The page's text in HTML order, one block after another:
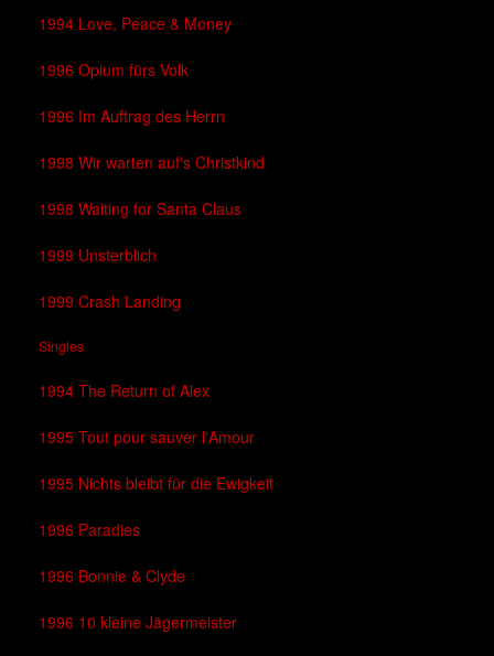
1994 Love, Peace & Money
1996 Opium fürs Volk
1996 Im Auftrag des Herrn
1998 Wir warten auf's Christkind
1998 Waiting for Santa Claus
1999 Unsterblich
1999 Crash Landing
Singles
1994 The Return of Alex
1995 Tout pour sauver l'Amour
1995 Nichts bleibt für die Ewigkeit
1996 Paradies
1996 Bonnie & Clyde
1996 10 kleine Jägermeister